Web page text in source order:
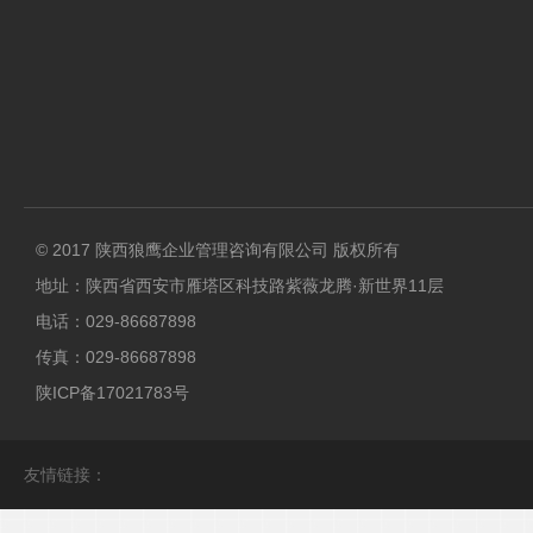
© 2017 陕西狼鹰企业管理咨询有限公司 版权所有
地址：陕西省西安市雁塔区科技路紫薇龙腾·新世界11层
电话：029-86687898
传真：029-86687898
陕ICP备17021783号
友情链接：